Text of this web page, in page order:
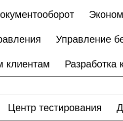
Управление
клиентам Разработка
Центр тестирования